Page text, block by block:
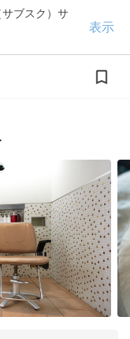
ブスク）サ
表示